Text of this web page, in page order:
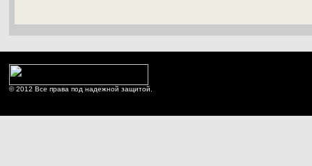
© 2012 Все права под надежной защитой.